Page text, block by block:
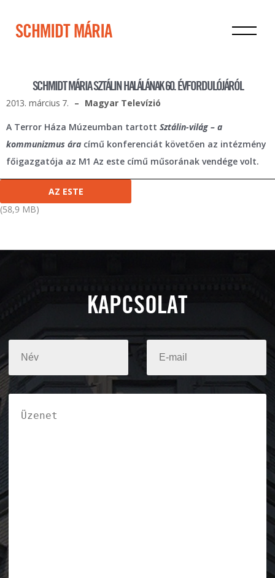
SCHMIDT MÁRIA
SCHMIDT MÁRIA SZTÁLIN HALÁLÁNAK 60. ÉVFORDULÓJÁRÓL
2013. március 7. Magyar Televízió
A Terror Háza Múzeumban tartott Sztálin-világ – a
kommunizmus ára című konferenciát követően az intézmény
főigazgatója az M1 Az este című műsorának vendége volt.
AZ ESTE
58,9 MB
KAPCSOLAT